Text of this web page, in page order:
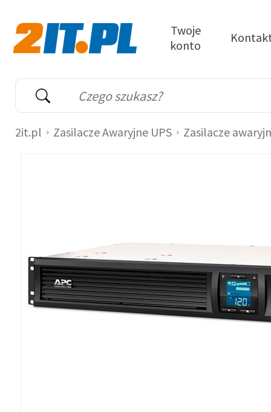
Wyszukiwarka
Słowo kluczowe
Twoje
konto
2it.pl Zasilacze Awaryjne UPS Zasilacze